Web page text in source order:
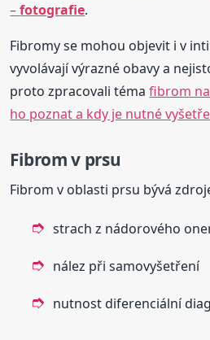
–fotografie.
Fibromy se mohou objevit i v
vyvolávají výrazné obavy a
proto zpracovali témafibrom
ho poznat a kdy je nutné
Fibrom v prsu
Fibrom v oblasti prsu bývá
strach z nádorového
nález při samovyšetření
nutnost diferenciální